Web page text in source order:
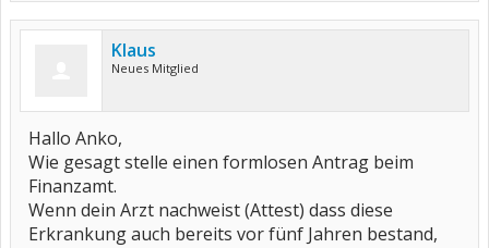
Klaus
Neues Mitglied
Hallo Anko,
Wie gesagt stelle einen formlosen Antrag beim
Finanzamt.
Wenn dein Arzt nachweist (Attest) dass diese
Erkrankung auch bereits vor fünf Jahren bestand,